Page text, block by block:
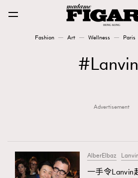
Fashion Art Wellness Paris
Paris
Lanvin
Advertisement
AlberElbaz
一手令